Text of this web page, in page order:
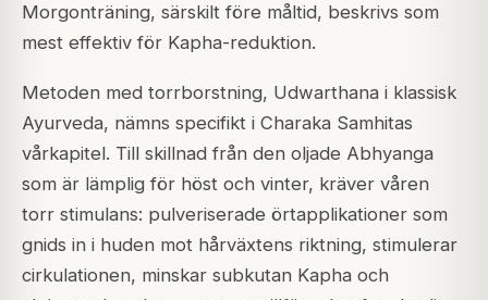
Morgonträning, särskilt före måltid, beskrivs som
mest effektiv för Kapha-reduktion.
Metoden med torrborstning, Udwarthana i klassisk
Ayurveda, nämns specifikt i Charaka Samhitas
vårkapitel. Till skillnad från den oljade Abhyanga
som är lämplig för höst och vinter, kräver våren
torr stimulans: pulveriserade örtapplikationer som
gnids in i huden mot hårväxtens riktning, stimulerar
cirkulationen, minskar subkutan Kapha och